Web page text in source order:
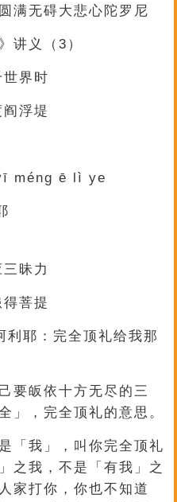
满无碍大悲心陀罗尼
讲义（3）
界时
浮堤
méng ē lì ye
昧力
菩提
耶：完全顶礼给我那
要皈依十方无尽的三
」，完全顶礼的意思。
「我」，叫你完全顶礼
」之我，不是「有我」之
家打你，你也不知道